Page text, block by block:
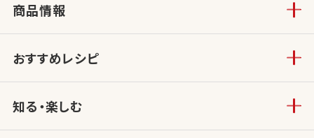
商品情報
おすすめレシピ
知る・楽しむ